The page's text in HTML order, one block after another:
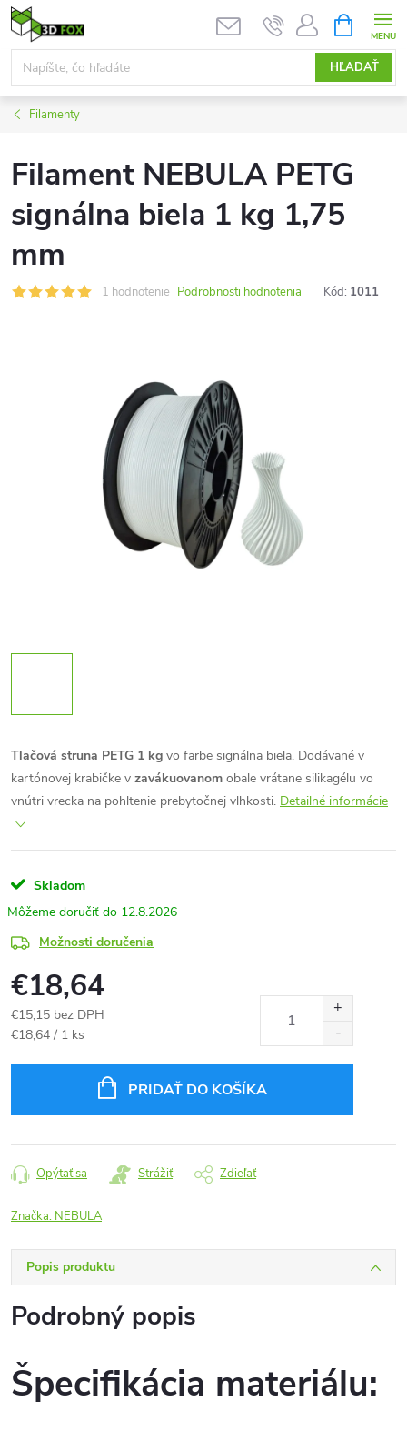
Prejsť
na
obsah
HĽADAŤ
KOŠÍK
Filamenty
Filament NEBULA PETG
signálna biela 1 kg 1,75
mm
1 hodnotenie Podrobnosti hodnotenia Kód: 1011
Tlačová struna PETG 1 kg vo farbe signálna biela. Dodávané v
kartónovej krabičke v zavákuovanom obale vrátane silikagélu vo
vnútri vrecka na pohltenie prebytočnej vlhkosti. Detailné informácie
Skladom
12.8.2026
Možnosti doručenia
€18,64
€15,15 bez DPH
Jednotková
€18,64 / 1 ks
PRIDAŤ DO KOŠÍKA
Opýtať sa Strážiť Zdieľať
Značka: NEBULA
Popis produktu
Podrobný popis
Špecifikácia materiálu: